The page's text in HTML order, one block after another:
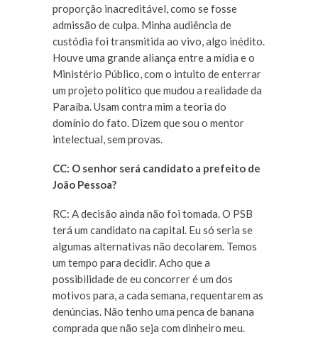
proporção inacreditável, como se fosse
admissão de culpa. Minha audiência de
custódia foi transmitida ao vivo, algo inédito.
Houve uma grande aliança entre a mídia e o
Ministério Público, com o intuito de enterrar
um projeto político que mudou a realidade da
Paraíba. Usam contra mim a teoria do
domínio do fato. Dizem que sou o mentor
intelectual, sem provas.
CC: O senhor será candidato a prefeito de
João Pessoa?
RC: A decisão ainda não foi tomada. O PSB
terá um candidato na capital. Eu só seria se
algumas alternativas não decolarem. Temos
um tempo para decidir. Acho que a
possibilidade de eu concorrer é um dos
motivos para, a cada semana, requentarem as
denúncias. Não tenho uma penca de banana
comprada que não seja com dinheiro meu.